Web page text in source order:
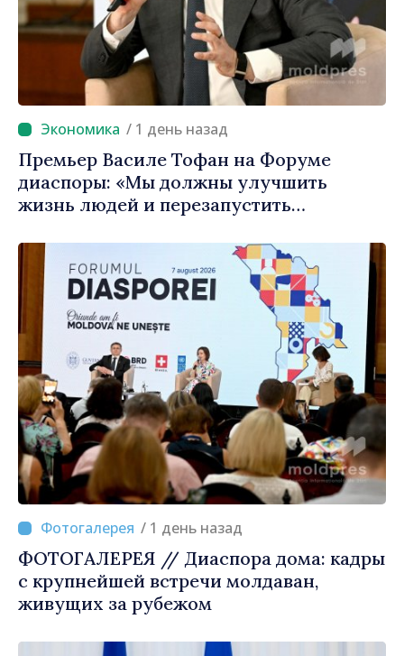
/ 1 день назад
Премьер Василе Тофан на Форуме
диаспоры: «Мы должны улучшить
жизнь людей и перезапустить
/ 1 день назад
ФОТОГАЛЕРЕЯ // Диаспора дома: кадры
с крупнейшей встречи молдаван,
живущих за рубежом